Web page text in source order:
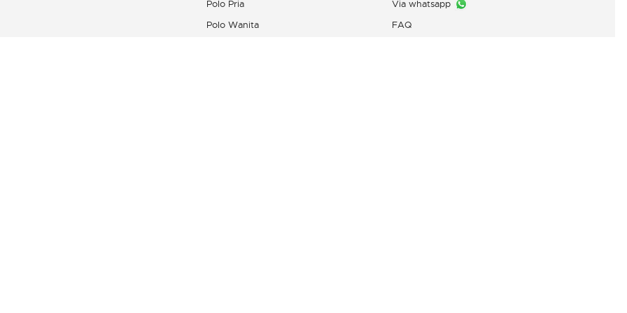
Polo Pria
Polo Wanita
Via whatsapp
FAQ